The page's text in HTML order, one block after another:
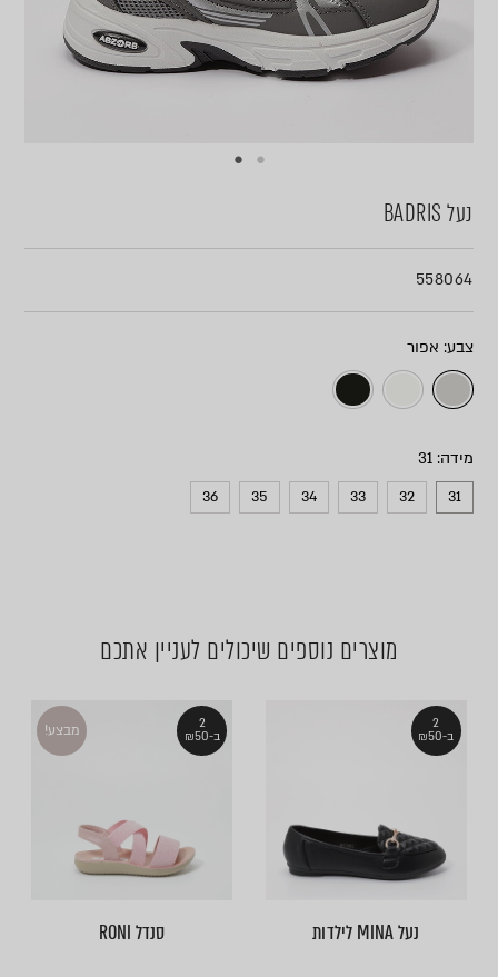
נעל BADRIS
558064
צבע
מידה
31
32
33
34
35
36
מוצרים נוספים שיכולים לעניין אתכם
2
ב-₪50
נעל MINA לילדות
2
ב-₪50
מבצע!
סנדל RONI